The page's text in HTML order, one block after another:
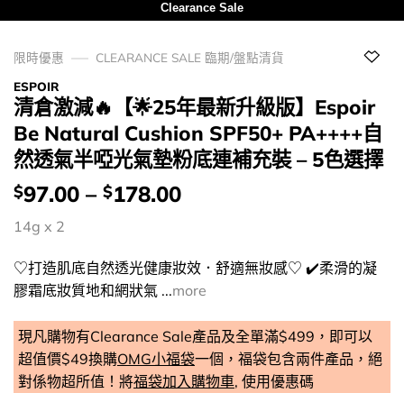
Clearance Sale
限時優惠
CLEARANCE SALE 臨期/盤點清貨
ESPOIR
清倉激減🔥【🌟25年最新升級版】Espoir
Be Natural Cushion SPF50+ PA++++自
然透氣半啞光氣墊粉底連補充裝 – 5色選擇
價
錢：
$97.00 – $178.00
14g x 2
♡打造肌底自然透光健康妝效．舒適無妝感♡ ✔️柔滑的凝
膠霜底妝質地和網狀氣 ...more
現凡購物有Clearance Sale產品及全單滿$499，即可以
超值價$49換購OMG小福袋一個，福袋包含兩件產品，絕
對係物超所值！將福袋加入購物車, 使用優惠碼